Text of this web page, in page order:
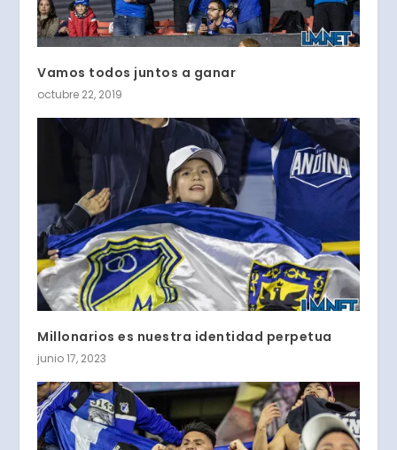
Vamos todos juntos a ganar
octubre 22, 2019
Millonarios es nuestra identidad perpetua
junio 17, 2023